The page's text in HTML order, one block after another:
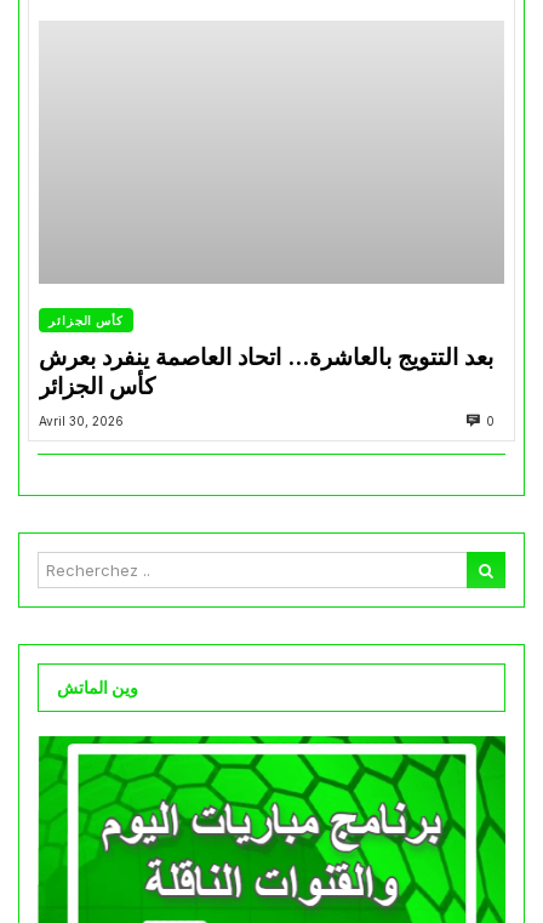
كأس الجزائر
بعد التتويج بالعاشرة… اتحاد العاصمة ينفرد بعرش
كأس الجزائر
Avril 30, 2026 0
وين الماتش